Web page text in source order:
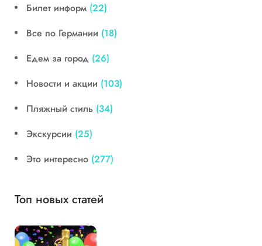
Билет информ (22)
Все по Германии (18)
Едем за город (26)
Новости и акции (103)
Пляжный стиль (34)
Экскурсии (25)
Это интересно (277)
Топ новых статей